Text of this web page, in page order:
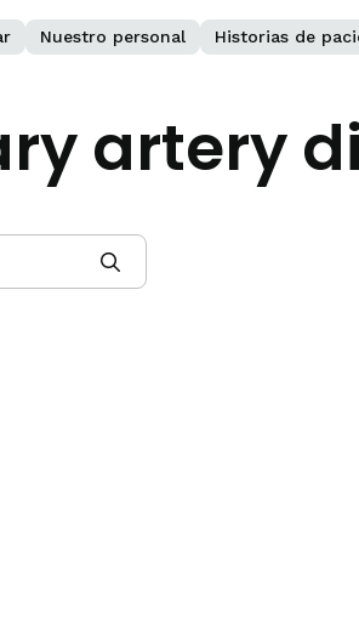
Nuestro personal Historias de
artery